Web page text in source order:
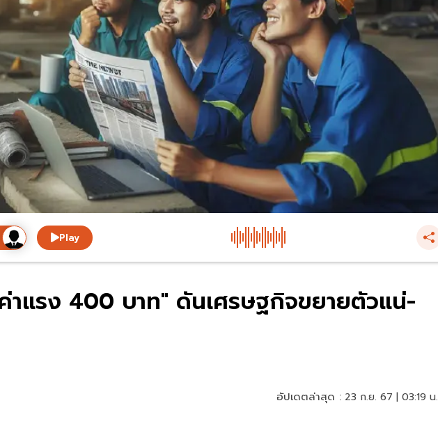
Play
แรง 400 บาท" ดันเศรษฐกิจขยายตัวแน่-
อัปเดตล่าสุด : 23 ก.ย. 67 | 03:19 น.